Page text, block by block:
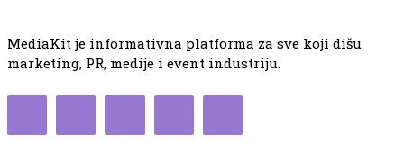
MediaKit je informativna platforma za sve koji dišu
marketing, PR, medije i event industriju.